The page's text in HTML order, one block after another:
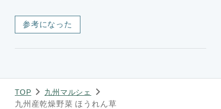
参考になった
TOP
九州マルシェ
九州産乾燥野菜 ほうれん草